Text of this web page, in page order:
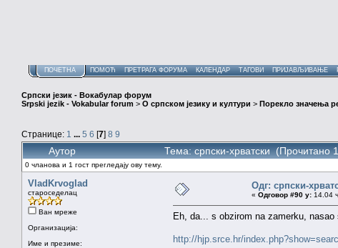
ПОЧЕТНА ПОМОЋ ПРЕТРАГА ФОРУМА КАЛЕНДАР ТАГОВИ ПРИЈАВЉИВАЊЕ
Српски језик - Вокабулар форум
Srpski jezik - Vokabular forum > О српском језику и култури > Порекло значења
Странице: 1 ... 5 6 [7] 8 9
Аутор Тема: српски-хрватски (Прочитано
0 чланова и 1 гост прегледају ову тему.
VladKrvoglad
староседелац
Ван мреже
Организација:
Име и презиме:
Одг: српски-
« Одговор #90 у: 14.04
Eh, da... s obzirom na zamerku,
http://hjp.srce.hr/